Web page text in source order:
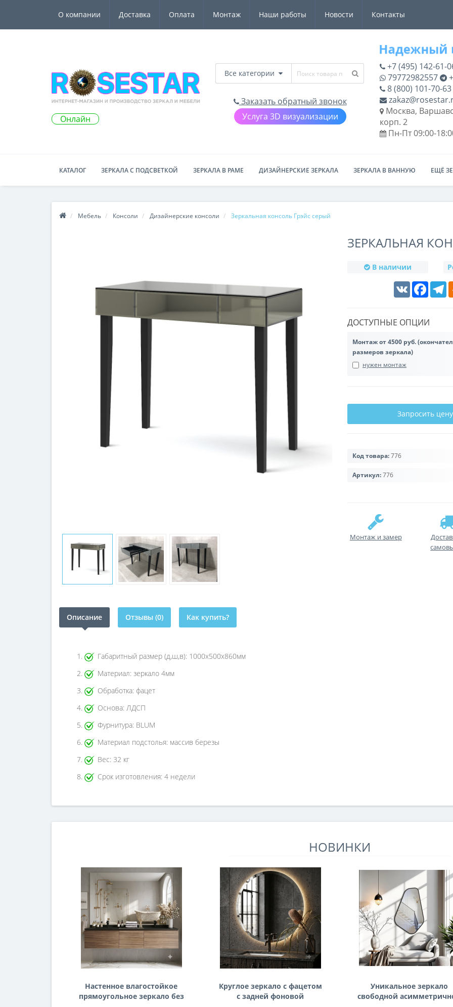
О компании Доставка Оплата Монтаж Наши работы Новости Контакты
Онлайн
Все категории
Заказать обратный звонок
Услуга 3D визуализации
+7 (495) 142-61-
79772982557
8 (800) 101-70-63
Москва,
корп. 2
Пн-Пт 09:00-
КАТАЛОГ ЗЕРКАЛА С ПОДСВЕТКОЙ ЗЕРКАЛА В РАМЕ ДИЗАЙНЕРСКИЕ ЗЕРКАЛА ЗЕРКАЛА В ВАННУЮ ЕЩЁ
Мебель Консоли Дизайнерские консоли Зеркальная консоль Грэйс серый
ЗЕРКАЛЬНАЯ
В наличии
VK
ДОСТУПНЫЕ ОПЦИИ
Монтаж от 4500 руб.
размеров зеркала)
нужен монтаж
Запросить цену
Код товара:776
Артикул:776
Монтаж и замер
Описание Отзывы (0) Как купить?
Габаритный размер (д,ш,в): 1000х500х860мм
Материал: зеркало 4мм
Обработка: фацет
Основа: ЛДСП
Фурнитура: BLUM
Материал подстолья: массив березы
Вес: 32 кг
Срок изготовления: 4 недели
НОВИНКИ
Настенное влагостойкое
прямоугольное зеркало без
Круглое зеркало с фацетом
с задней фоновой
Уникальное зеркало
свободной